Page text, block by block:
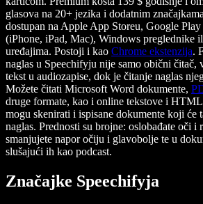
glasova na 20+ jezika i dodatnim
dostupan na Apple App Storeu, Google Play
(iPhone, iPad, Mac), Windows preglednike
uređajima. Postoji i kao Chrome ekstenzija.
naglas u Speechifyju nije samo obični čitač,
tekst u audiozapise, dok je čitanje naglas
Možete čitati Microsoft Word dokumente,
druge formate, kao i online tekstove i
mogu skenirati i ispisane dokumente koji će
naglas. Prednosti su brojne: oslobađate oči i
smanjujete napor očiju i glavobolje te u
slušajući ih kao podcast.
Značajke Speechifyja